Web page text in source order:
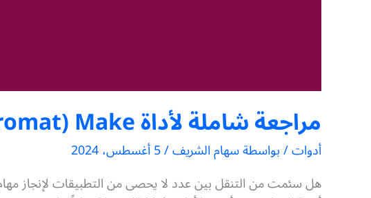
مراجعة شاملة لأداة Make (Integromat سابقًا)
أدوات/ بواسطةسهام الشريف/5 أغسطس، 2024
هل سئمت من التنقل بين عدد لا يحصى من التطبيقات لإنجاز